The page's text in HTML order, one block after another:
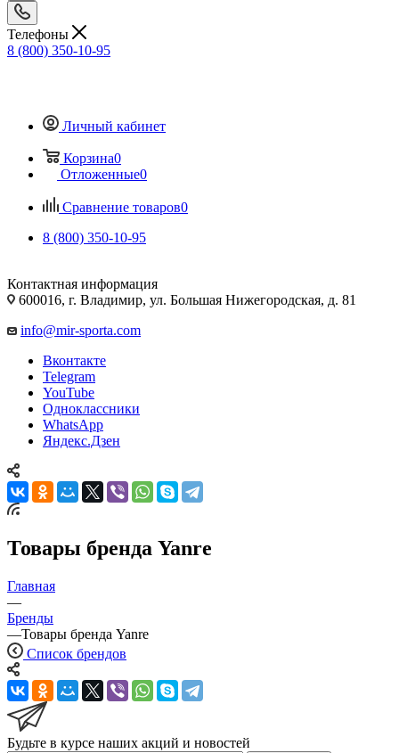
Телефоны
8 (800) 350-10-95
Личный кабинет
Корзина0
Отложенные0
Сравнение товаров0
8 (800) 350-10-95
Контактная информация
600016, г. Владимир, ул. Большая Нижегородская, д. 81
info@mir-sporta.com
Вконтакте
Telegram
YouTube
Одноклассники
WhatsApp
Яндекс.Дзен
Товары бренда Yanre
Главная
—
Бренды
—Товары бренда Yanre
Список брендов
Будьте в курсе наших акций и новостей